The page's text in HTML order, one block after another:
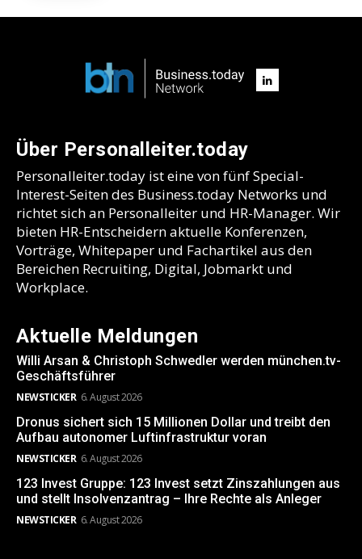
Über Personalleiter.today
Personalleiter.today ist eine von fünf Special-
Interest-Seiten des Business.today Networks und
richtet sich an Personalleiter und HR-Manager. Wir
bieten HR-Entscheidern aktuelle Konferenzen,
Vorträge, Whitepaper und Fachartikel aus den
Bereichen Recruiting, Digital, Jobmarkt und
Workplace.
Aktuelle Meldungen
Willi Arsan & Christoph Schwedler werden münchen.tv-
Geschäftsführer
NEWSTICKER 6. August 2026
Dronus sichert sich 15 Millionen Dollar und treibt den
Aufbau autonomer Luftinfrastruktur voran
NEWSTICKER 6. August 2026
123 Invest Gruppe: 123 Invest setzt Zinszahlungen aus
und stellt Insolvenzantrag – Ihre Rechte als Anleger
NEWSTICKER 6. August 2026